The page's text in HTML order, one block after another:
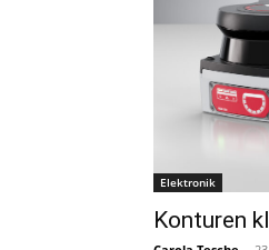
Elektronik
Konturen